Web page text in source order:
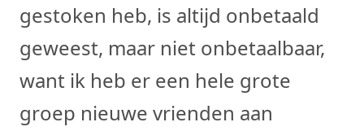
gestoken heb, is altijd onbetaald
geweest, maar niet onbetaalbaar,
want ik heb er een hele grote
groep nieuwe vrienden aan